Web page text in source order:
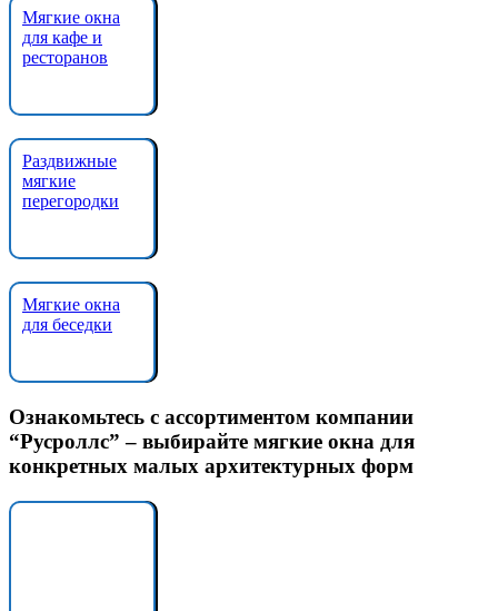
Мягкие окна
для кафе и
ресторанов
Раздвижные
мягкие
перегородки
Мягкие окна
для беседки
Ознакомьтесь с ассортиментом компании
“Русроллс” – выбирайте мягкие окна для
конкретных малых архитектурных форм